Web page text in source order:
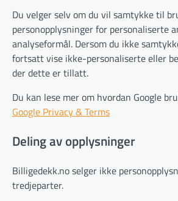
Du velger selv om du vil samtykke til
personopplysninger for personaliserte
analyseformål. Dersom du ikke
fortsatt vise ikke-personaliserte eller
der dette er tillatt.
Du kan lese mer om hvordan Google
Google Privacy & Terms
Deling av opplysninger
Billigedekk.no selger ikke
tredjeparter.